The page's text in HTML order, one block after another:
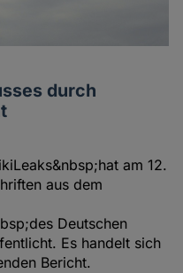
durch
am 12.
aus dem
Deutschen
Es handelt sich
Bericht.